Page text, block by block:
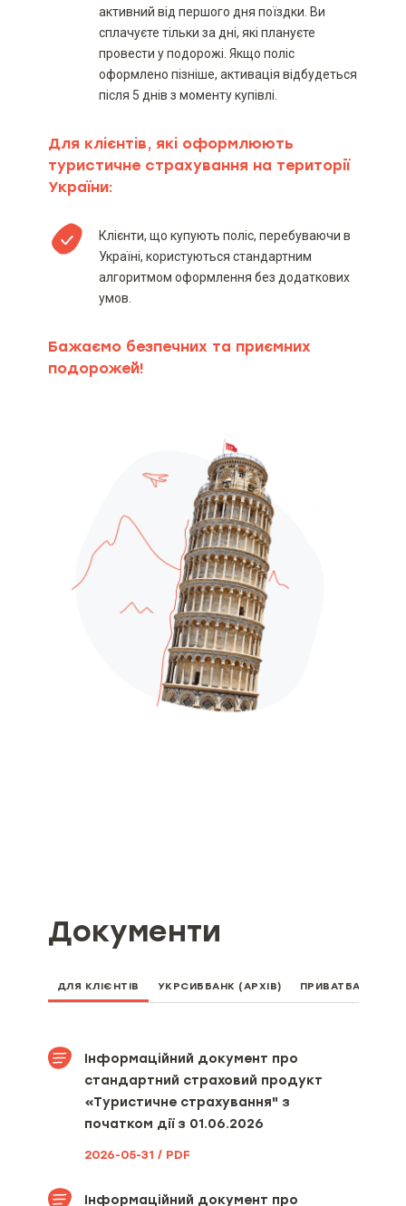
активний від першого дня поїздки. Ви
сплачуєте тільки за дні, які плануєте
провести у подорожі. Якщо поліс
оформлено пізніше, активація відбудеться
після 5 днів з моменту купівлі.
Для клієнтів, які оформлюють
туристичне страхування на території
України:
Клієнти, що купують поліс, перебуваючи в
Україні, користуються стандартним
алгоритмом оформлення без додаткових
умов.
Бажаємо безпечних та приємних
подорожей!
Документи
ДЛЯ КЛІЄНТІВ УКРСИББАНК (АРХІВ) ПРИВАТБАНК
Інформаційний документ про
стандартний страховий продукт
«Туристичне страхування" з
початком дії з 01.06.2026
2026-05-31 / PDF
Інформаційний документ про